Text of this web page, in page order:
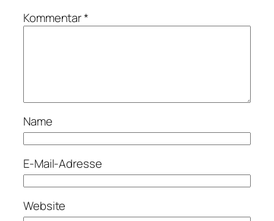
Kommentar*
Name
E-Mail-Adresse
Website